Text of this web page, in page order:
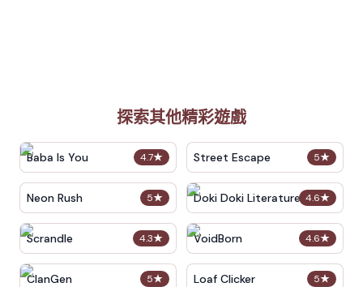
探索其他精彩遊戲
4.7★
Baba Is You 5★
Street Escape
5★
Neon Rush 4.6★
Doki Doki Literature Club
4.3★
Scrandle 4.6★
VoidBorn
5★
ClanGen 5★
Loaf Clicker